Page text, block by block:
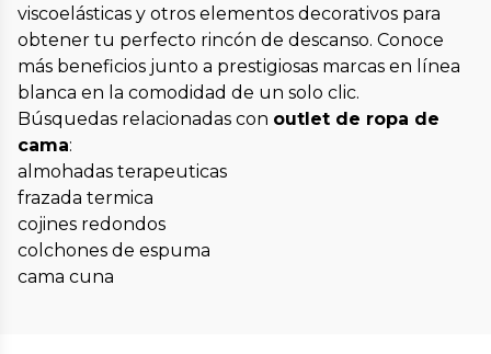
viscoelásticas y otros elementos decorativos para
obtener tu perfecto rincón de descanso. Conoce
más beneficios junto a prestigiosas marcas en línea
blanca en la comodidad de un solo clic.
Búsquedas relacionadas con outlet de ropa de
cama:
almohadas terapeuticas
frazada termica
cojines redondos
colchones de espuma
cama cuna